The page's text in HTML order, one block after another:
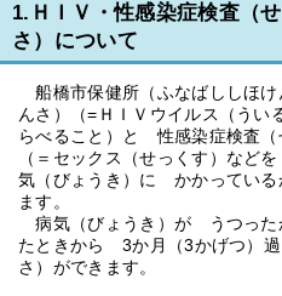
1.ＨＩＶ・性感染症検査（
さ）について
船橋市保健所（ふなばししほ
んさ）（=ＨＩＶウイルス（う
らべること）と 性感染症検査（
（＝セックス（せっくす）な
気（びょうき）に かかってい
ます。
病気（びょうき）が うつった
たときから 3か月（3かげつ）
さ）ができます。